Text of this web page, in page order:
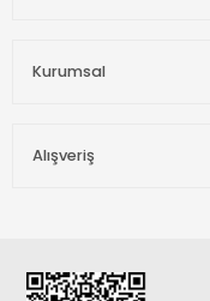
Kurumsal
Alışveriş